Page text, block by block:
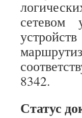
сетевом
8342.
Статус